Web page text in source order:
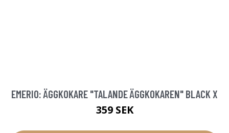
EMERIO: ÄGGKOKARE "TALANDE ÄGGKOKAREN" BLACK X
359 SEK